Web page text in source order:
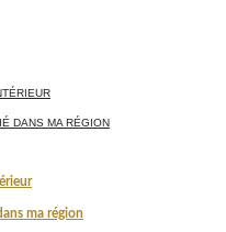
ma région
DANS MA RÉGION